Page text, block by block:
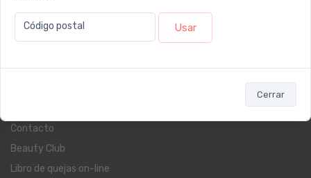
Código postal Usar
Cerrar
Fragancias
Farmacia
Blog
Contacto
Beauty Club
Libro de quejas on-line